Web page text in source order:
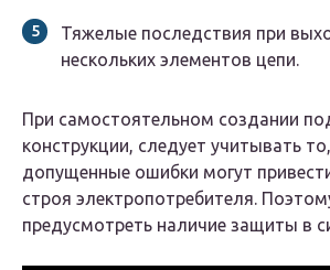
Тяжелые последствия при
нескольких элементов цепи.
При самостоятельном создании
конструкции, следует учитывать
допущенные ошибки могут
строя электропотребителя.
предусмотреть наличие защиты в